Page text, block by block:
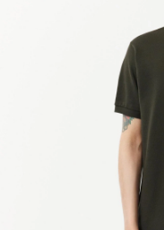
Безкоштовна
доставка від
5000₴*